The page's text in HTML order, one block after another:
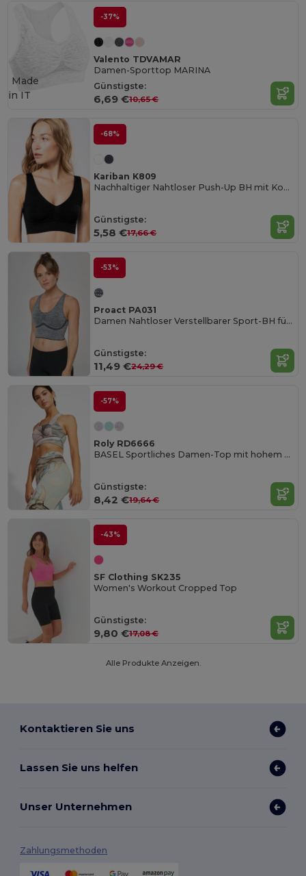
-37%
Valento TDVAMAR
Damen-Sporttop MARINA
Günstigste:
6,69 €10,65 €
Made
in IT
-68%
Kariban K809
Nachhaltiger Nahtloser Push-Up BH mit Komfort
Günstigste:
5,58 €17,66 €
-53%
Proact PA031
Damen Nahtloser Verstellbarer Sport-BH für Vielseitige Aktivitäten
Günstigste:
11,49 €24,29 €
-57%
Roly RD6666
BASEL Sportliches Damen-Top mit hohem Tragekomfort
Günstigste:
8,42 €19,64 €
-43%
SF Clothing SK235
Women's Workout Cropped Top
Günstigste:
9,80 €17,08 €
Alle Produkte Anzeigen.
Kontaktieren Sie uns
Lassen Sie uns helfen
Unser Unternehmen
Zahlungsmethoden